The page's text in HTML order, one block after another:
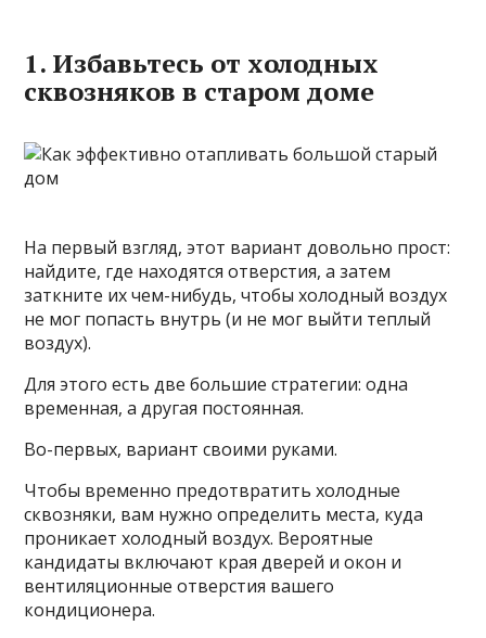
1. Избавьтесь от холодных
сквозняков в старом доме
На первый взгляд, этот вариант довольно прост:
найдите, где находятся отверстия, а затем
заткните их чем-нибудь, чтобы холодный воздух
не мог попасть внутрь (и не мог выйти теплый
воздух).
Для этого есть две большие стратегии: одна
временная, а другая постоянная.
Во-первых, вариант своими руками.
Чтобы временно предотвратить холодные
сквозняки, вам нужно определить места, куда
проникает холодный воздух. Вероятные
кандидаты включают края дверей и окон и
вентиляционные отверстия вашего
кондиционера.